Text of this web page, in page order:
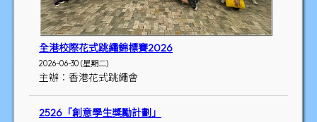
全港校際花式跳繩錦標賽2026
2026-06-30 (星期二)
主辦：香港花式跳繩會
2526「創意學生獎勵計劃」